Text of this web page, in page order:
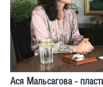
Ася Мальсагова -